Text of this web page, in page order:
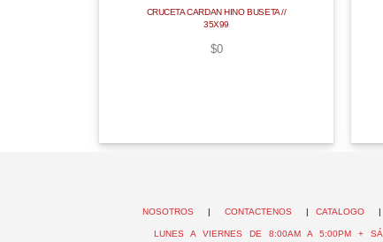
CRUCETA CARDAN HINO BUSETA //
35X99
$0
NOSOTROS |CONTACTENOS |CATALOGO
LUNES A VIERNES DE 8:00AM A 5:00PM +